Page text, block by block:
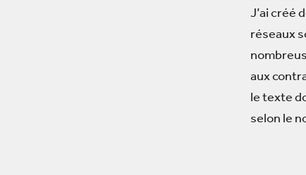
J’ai créé
réseaux
aux
le texte
selon le